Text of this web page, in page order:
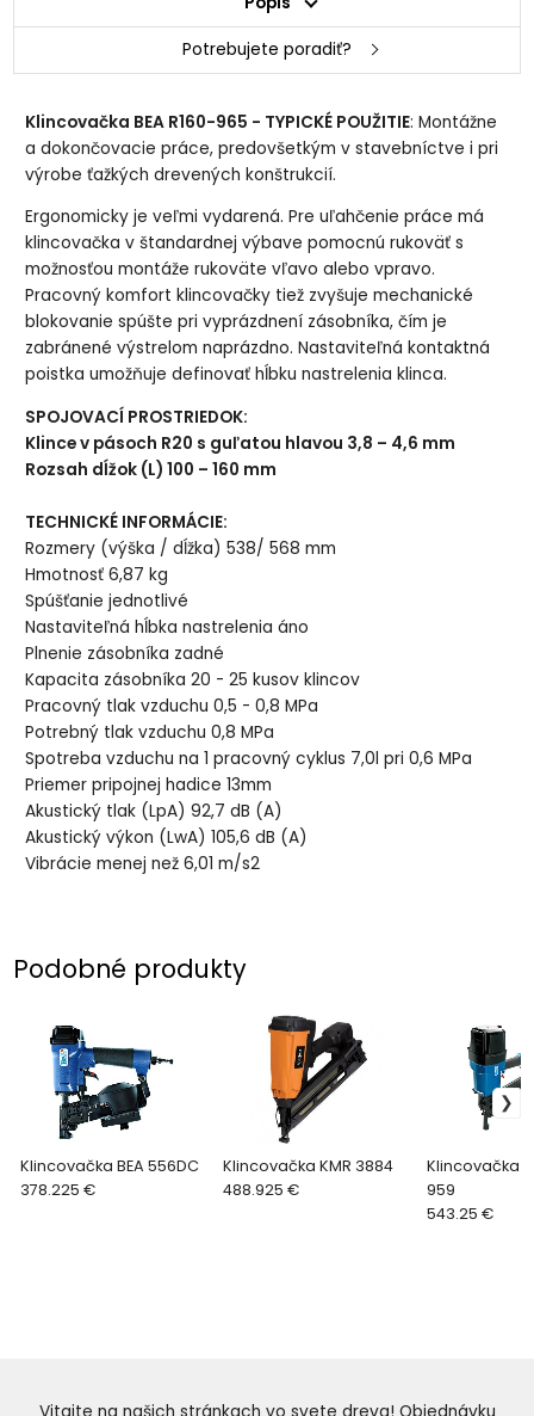
Potrebujete poradiť?
Klincovačka BEA R160-965 - TYPICKÉ POUŽITIE: Montážne
a dokončovacie práce, predovšetkým v stavebníctve i pri
výrobe ťažkých drevených konštrukcií.
Ergonomicky je veľmi vydarená. Pre uľahčenie práce má
klincovačka v štandardnej výbave pomocnú rukoväť s
možnosťou montáže rukoväte vľavo alebo vpravo.
Pracovný komfort klincovačky tiež zvyšuje mechanické
blokovanie spúšte pri vyprázdnení zásobníka, čím je
zabránené výstrelom naprázdno. Nastaviteľná kontaktná
poistka umožňuje definovať hĺbku nastrelenia klinca.
SPOJOVACÍ PROSTRIEDOK:
Klince v pásoch R20 s guľatou hlavou 3,8 – 4,6 mm
Rozsah dĺžok (L) 100 – 160 mm
TECHNICKÉ INFORMÁCIE:
Rozmery (výška / dĺžka) 538/ 568 mm
Hmotnosť 6,87 kg
Spúšťanie jednotlivé
Nastaviteľná hĺbka nastrelenia áno
Plnenie zásobníka zadné
Kapacita zásobníka 20 - 25 kusov klincov
Pracovný tlak vzduchu 0,5 - 0,8 MPa
Potrebný tlak vzduchu 0,8 MPa
Spotreba vzduchu na 1 pracovný cyklus 7,0l pri 0,6 MPa
Priemer pripojnej hadice 13mm
Akustický tlak (LpA) 92,7 dB (A)
Akustický výkon (LwA) 105,6 dB (A)
Vibrácie menej než 6,01 m/s2
Podobné produkty
Klincovačka BEA 556DC
378.225 €
Klincovačka KMR 3884
488.925 €
Klincovačka
959
543.25 €
Vitajte na našich stránkach vo svete dreva! Objednávku